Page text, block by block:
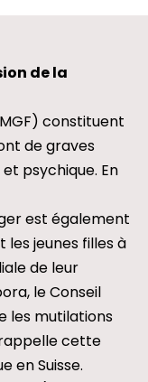
de la
constituent
de graves
psychique. En
est également
les jeunes filles à
de leur
le Conseil
les mutilations
cette
en Suisse.